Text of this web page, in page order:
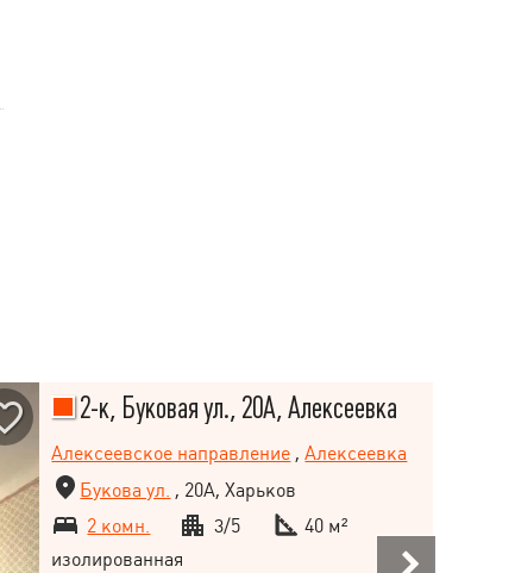
2-к, Буковая ул., 20А, Алексеевка
Алексеевское направление ,Алексеевка
Букова ул. , 20А, Харьков
2 комн.
3/5
40 м²
изолированная